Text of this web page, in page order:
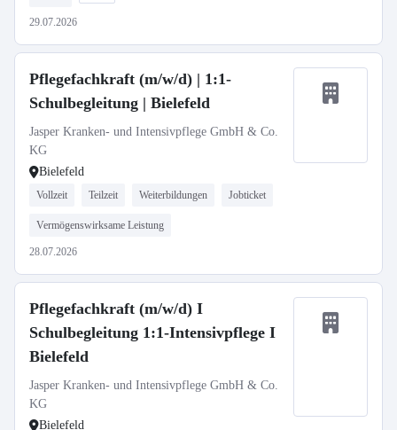
29.07.2026
Pflegefachkraft (m/w/d) | 1:1-
Schulbegleitung | Bielefeld
Jasper Kranken- und Intensivpflege GmbH & Co.
KG
Bielefeld
Vollzeit Teilzeit Weiterbildungen Jobticket
Vermögenswirksame Leistung
28.07.2026
Pflegefachkraft (m/w/d) I
Schulbegleitung 1:1-Intensivpflege I
Bielefeld
Jasper Kranken- und Intensivpflege GmbH & Co.
KG
Bielefeld